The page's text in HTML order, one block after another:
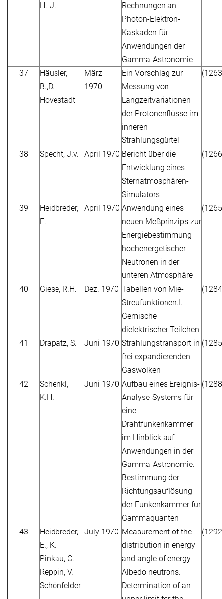
H.-J.
Rechnungen an
Photon-Elektron-
Kaskaden für
Anwendungen der
Gamma-Astronomie
37
Häusler,
B.,D.
Hovestadt
März
1970
Ein Vorschlag zur
Messung von
Langzeitvariationen
der Protonenflüsse im
inneren
Strahlungsgürtel
38 Specht, J.v. April 1970 Bericht über die
Entwicklung eines
Sternatmosphären-
Simulators
39
Heidbreder,
E.
April 1970 Anwendung eines
neuen Meßprinzips zur
Energiebestimmung
hochenergetischer
Neutronen in der
unteren Atmosphäre
40 Giese, R.H. Dez. 1970 Tabellen von Mie-
Streufunktionen.I.
Gemische
dielektrischer Teilchen
41 Drapatz, S. Juni 1970 Strahlungstransport in
frei expandierenden
Gaswolken
42
Schenkl,
K.H.
Juni 1970 Aufbau eines Ereignis-
Analyse-Systems für
eine
Drahtfunkenkammer
im Hinblick auf
Anwendungen in der
Gamma-Astronomie.
Bestimmung der
Richtungsauflösung
der Funkenkammer für
Gammaquanten
43
Heidbreder,
E., K.
Pinkau, C.
Reppin, V.
Schönfelder
July 1970 Measurement of the
distribution in energy
and angle of energy
Albedo neutrons.
Determination of an